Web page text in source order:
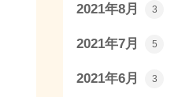
2021年8月 3
2021年7月 5
2021年6月 3